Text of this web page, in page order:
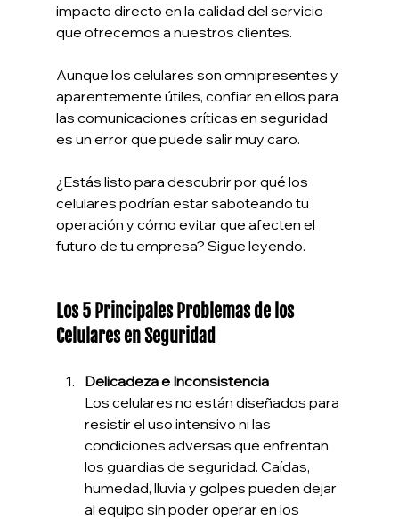
impacto directo en la calidad del servicio
que ofrecemos a nuestros clientes.
Aunque los celulares son omnipresentes y
aparentemente útiles, confiar en ellos para
las comunicaciones críticas en seguridad
es un error que puede salir muy caro.
¿Estás listo para descubrir por qué los
celulares podrían estar saboteando tu
operación y cómo evitar que afecten el
futuro de tu empresa? Sigue leyendo.
Los 5 Principales Problemas de los
Celulares en Seguridad
Delicadeza e Inconsistencia
Los celulares no están diseñados para
resistir el uso intensivo ni las
condiciones adversas que enfrentan
los guardias de seguridad. Caídas,
humedad, lluvia y golpes pueden dejar
al equipo sin poder operar en los